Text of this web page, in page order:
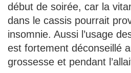
début de soirée, car la
dans le cassis pourrait
insomnie. Aussi l’usage
est fortement déconseillé
grossesse et pendant